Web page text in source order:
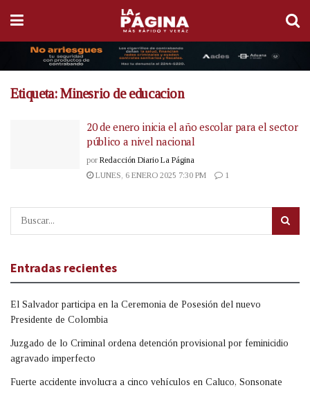
Etiqueta:Minesrio de educacion
20 de enero inicia el año escolar para el sector
público a nivel nacional
por Redacción Diario La Página
LUNES, 6 ENERO 2025 7:30 PM
1
Entradas recientes
El Salvador participa en la Ceremonia de Posesión del nuevo
Presidente de Colombia
Juzgado de lo Criminal ordena detención provisional por feminicidio
agravado imperfecto
Fuerte accidente involucra a cinco vehículos en Caluco, Sonsonate